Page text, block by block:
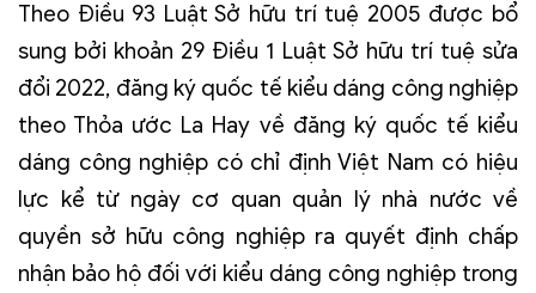
Theo Điều 93 Luật Sở hữu trí tuệ 2005 được bổ
sung bởi khoản 29 Điều 1 Luật Sở hữu trí tuệ sửa
đổi 2022, đăng ký quốc tế kiểu dáng công nghiệp
theo Thỏa ước La Hay về đăng ký quốc tế kiểu
dáng công nghiệp có chỉ định Việt Nam có hiệu
lực kể từ ngày cơ quan quản lý nhà nước về
quyền sở hữu công nghiệp ra quyết định chấp
nhận bảo hộ đối với kiểu dáng công nghiệp trong